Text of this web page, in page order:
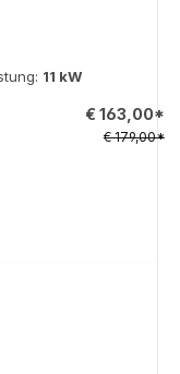
11 kW
€ 163,00*
€ 179,00*